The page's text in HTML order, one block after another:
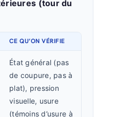
(tour du
CE QU’ON VÉRIFIE
État général (pas
de coupure, pas à
plat), pression
visuelle, usure
(témoins d’usure à